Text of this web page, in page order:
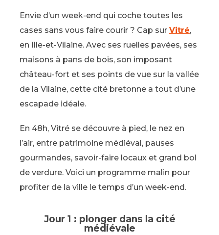
Envie d’un week-end qui coche toutes les
cases sans vous faire courir ? Cap sur Vitré,
en Ille-et-Vilaine. Avec ses ruelles pavées, ses
maisons à pans de bois, son imposant
château-fort et ses points de vue sur la vallée
de la Vilaine, cette cité bretonne a tout d’une
escapade idéale.
En 48h, Vitré se découvre à pied, le nez en
l’air, entre patrimoine médiéval, pauses
gourmandes, savoir-faire locaux et grand bol
de verdure. Voici un programme malin pour
profiter de la ville le temps d’un week-end.
Jour 1 : plonger dans la cité
médiévale